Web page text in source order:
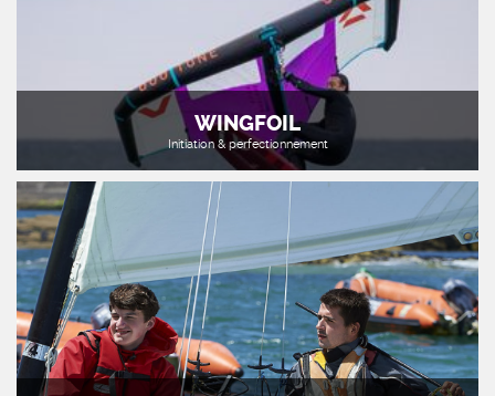
WINGFOIL
Initiation & perfectionnement